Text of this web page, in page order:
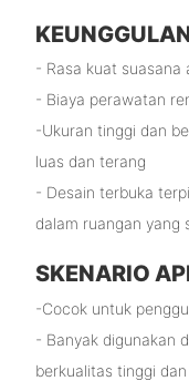
- Rasa kuat
- Biaya perawatan
-Ukuran tinggi dan
luas dan terang
- Desain terbuka
dalam ruangan yang
SKENARIO
-Cocok untuk
- Banyak digunakan
berkualitas tinggi